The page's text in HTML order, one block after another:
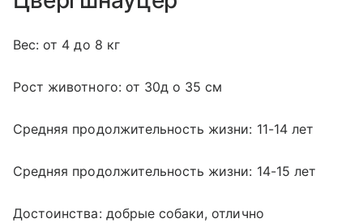
Вес: от 4 до 8 кг
Рост животного: от 30д о 35 см
Средняя продолжительность жизни: 11-14 лет
Средняя продолжительность жизни: 14-15 лет
Достоинства: добрые собаки, отлично